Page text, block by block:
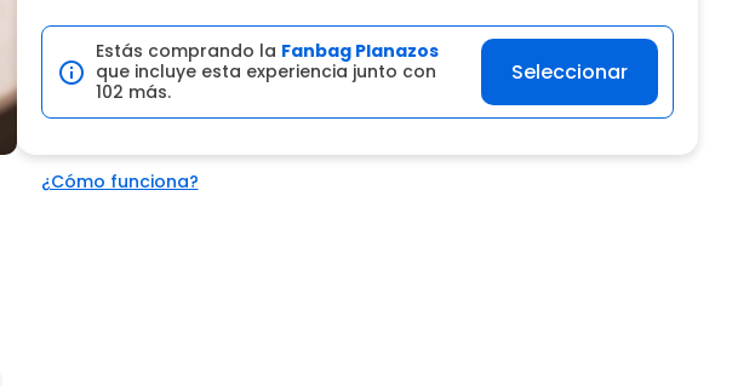
Estás comprando la Fanbag Planazos
que incluye esta experiencia junto con
102 más.
Seleccionar
¿Cómo funciona?